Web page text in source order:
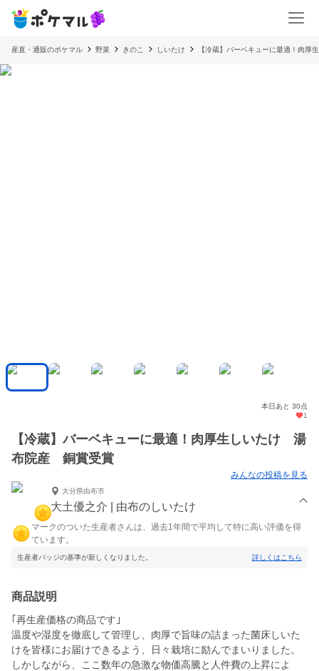
産直・通販のポケマル 野菜 きのこ しいたけ 【冷蔵】バーベキューに最適！肉
本日あと 30点
1
【冷蔵】バーベキューに最適！肉厚生しいたけ 湯
布院産 銅賞受賞
みんなの投稿を見る
大分県由布市
大土優之介 | 由布のしいたけ
マークのついた生産者さんは、過去1年間で平均して特に高い評価を得
ています。
生産者バッジの基準が新しくなりました。 詳しくはこちら
商品説明
｢再生産価格の商品です｣
温度や湿度を徹底して管理し、肉厚で旨味の詰まった菌床しいた
けを皆様にお届けできるよう、日々栽培に励んでまいりました。
しかしながら、ここ数年の急激な物価高騰と人件費の上昇によ